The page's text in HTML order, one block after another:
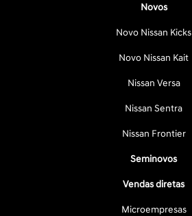
Novos
Novo Nissan Kicks
Novo Nissan Kait
Nissan Versa
Nissan Sentra
Nissan Frontier
Seminovos
Vendas diretas
Microempresas